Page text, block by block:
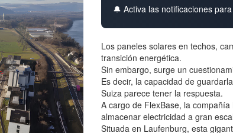
🔔 Activa las notificaciones
Los paneles solares en techos,
transición energética.
Sin embargo, surge un
Es decir, la capacidad de
Suiza parece tener la respuesta.
A cargo de FlexBase, la
almacenar electricidad a gran
Situada en Laufenburg, esta